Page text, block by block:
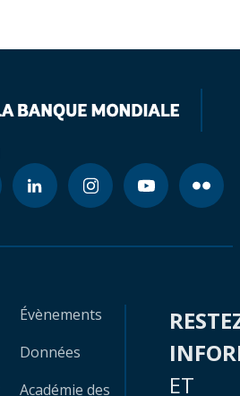
Évènements
Données
Académie des
ET